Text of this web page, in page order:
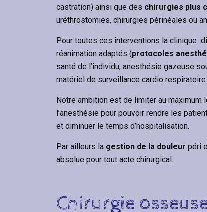
castration) ainsi que des chirurgies plus
uréthrostomies, chirurgies périnéales ou
Pour toutes ces interventions la clinique
réanimation adaptés (protocoles
santé de l’individu, anesthésie gazeuse
matériel de surveillance cardio
Notre ambition est de limiter au
l’anesthésie pour pouvoir rendre les
et diminuer le temps d’hospitalisation.
Par ailleurs la gestion de la douleur péri
absolue pour tout acte chirurgical.
Chirurgie